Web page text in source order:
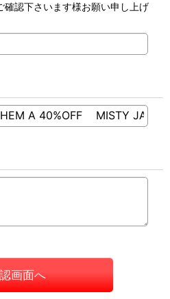
確認下さいます様お願い申し上げ
画面へ